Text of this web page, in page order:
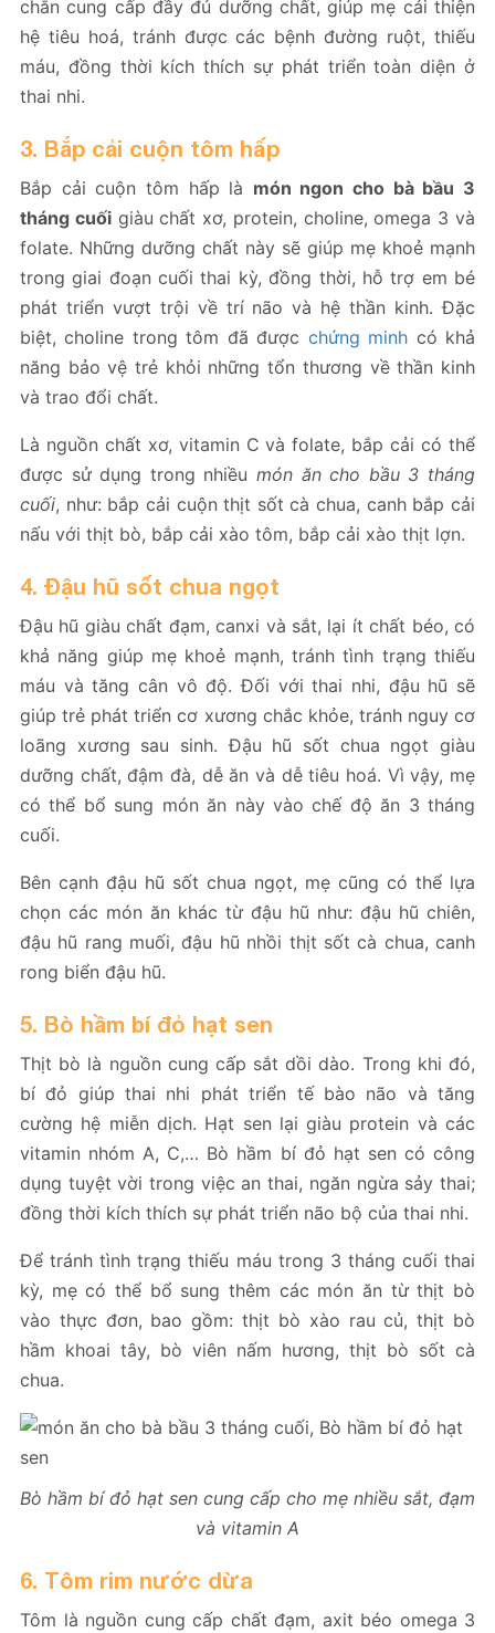
chắn cung cấp đầy đủ dưỡng chất, giúp mẹ cải thiện
hệ tiêu hoá, tránh được các bệnh đường ruột, thiếu
máu, đồng thời kích thích sự phát triển toàn diện ở
thai nhi.
3. Bắp cải cuộn tôm hấp
Bắp cải cuộn tôm hấp là món ngon cho bà bầu 3
tháng cuốigiàu chất xơ, protein, choline, omega 3 và
folate. Những dưỡng chất này sẽ giúp mẹ khoẻ mạnh
trong giai đoạn cuối thai kỳ, đồng thời, hỗ trợ em bé
phát triển vượt trội về trí não và hệ thần kinh. Đặc
biệt, choline trong tôm đã được chứng minh có khả
năng bảo vệ trẻ khỏi những tổn thương về thần kinh
và trao đổi chất.
Là nguồn chất xơ, vitamin C và folate, bắp cải có thể
được sử dụng trong nhiều món ăn cho bầu 3 tháng
cuối, như: bắp cải cuộn thịt sốt cà chua, canh bắp cải
nấu với thịt bò, bắp cải xào tôm, bắp cải xào thịt lợn.
4. Đậu hũ sốt chua ngọt
Đậu hũ giàu chất đạm, canxi và sắt, lại ít chất béo, có
khả năng giúp mẹ khoẻ mạnh, tránh tình trạng thiếu
máu và tăng cân vô độ. Đối với thai nhi, đậu hũ sẽ
giúp trẻ phát triển cơ xương chắc khỏe, tránh nguy cơ
loãng xương sau sinh. Đậu hũ sốt chua ngọt giàu
dưỡng chất, đậm đà, dễ ăn và dễ tiêu hoá. Vì vậy, mẹ
có thể bổ sung món ăn này vào chế độ ăn 3 tháng
cuối.
Bên cạnh đậu hũ sốt chua ngọt, mẹ cũng có thể lựa
chọn các món ăn khác từ đậu hũ như: đậu hũ chiên,
đậu hũ rang muối, đậu hũ nhồi thịt sốt cà chua, canh
rong biển đậu hũ.
5. Bò hầm bí đỏ hạt sen
Thịt bò là nguồn cung cấp sắt dồi dào. Trong khi đó,
bí đỏ giúp thai nhi phát triển tế bào não và tăng
cường hệ miễn dịch. Hạt sen lại giàu protein và các
vitamin nhóm A, C,… Bò hầm bí đỏ hạt sen có công
dụng tuyệt vời trong việc an thai, ngăn ngừa sảy thai;
đồng thời kích thích sự phát triển não bộ của thai nhi.
Để tránh tình trạng thiếu máu trong 3 tháng cuối thai
kỳ, mẹ có thể bổ sung thêm các món ăn từ thịt bò
vào thực đơn, bao gồm: thịt bò xào rau củ, thịt bò
hầm khoai tây, bò viên nấm hương, thịt bò sốt cà
chua.
Bò hầm bí đỏ hạt sen cung cấp cho mẹ nhiều sắt, đạm
và vitamin A
6. Tôm rim nước dừa
Tôm là nguồn cung cấp chất đạm, axit béo omega 3